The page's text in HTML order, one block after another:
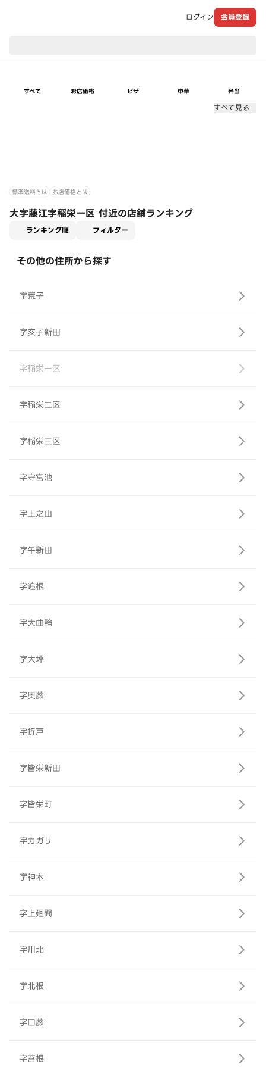
ログイン 会員登録
すべて お店価格 ピザ 中華 弁当
すべて見る
標準送料とは お店価格とは
大字藤江字稲栄一区 付近の店舗ランキング
ランキング順 フィルター
その他の住所から探す
字荒子
字亥子新田
字稲栄一区
字稲栄二区
字稲栄三区
字守宮池
字上之山
字午新田
字追根
字大曲輪
字大坪
字奥蕨
字折戸
字皆栄新田
字皆栄町
字カガリ
字神木
字上廻間
字川北
字北根
字口蕨
字苔根